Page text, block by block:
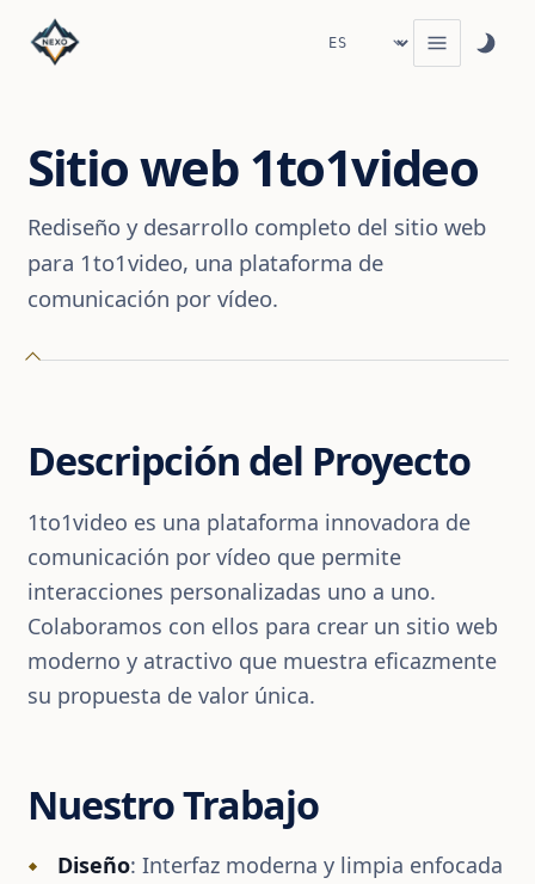
Sitio web 1to1video
Rediseño y desarrollo completo del sitio web
para 1to1video, una plataforma de
comunicación por vídeo.
Descripción del Proyecto
1to1video es una plataforma innovadora de
comunicación por vídeo que permite
interacciones personalizadas uno a uno.
Colaboramos con ellos para crear un sitio web
moderno y atractivo que muestra eficazmente
su propuesta de valor única.
Nuestro Trabajo
Diseño: Interfaz moderna y limpia enfocada